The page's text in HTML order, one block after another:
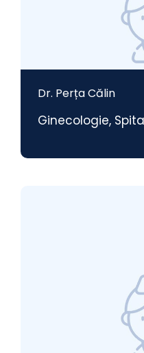
Dr. Perța Călin
Ginecologie,